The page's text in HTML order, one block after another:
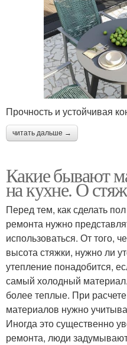
Прочность и устойчивая
читать дальше →
Какие бывают
на кухне. О
Перед тем, как сделать
ремонта нужно
использоваться. От того,
высота стяжки, нужно ли
утепление понадобится,
самый холодный
более теплые. При
материалов нужно
Иногда это существенно
ремонта, люди